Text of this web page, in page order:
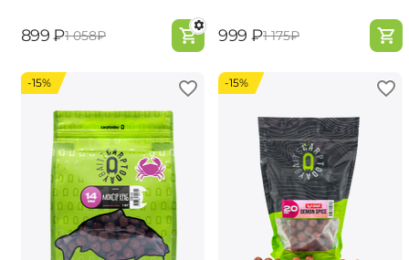
‍899‍ ₽‍1 058‍₽ ‍999‍ ₽‍1 175‍₽
-15% -15%